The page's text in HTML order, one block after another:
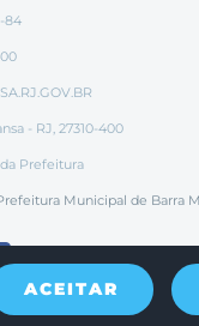
84
- RJ, 27310-400
Prefeitura
Municipal de Barra
ACEITAR